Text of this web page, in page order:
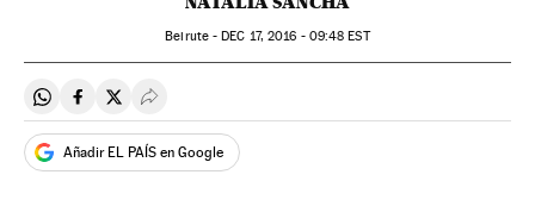
Beirute - DEC 17, 2016 - 09:48 EST
Compartir en Whatsapp
Compartir en Facebook
Compartir en Twitter
Desplegar Redes Sociales
Añadir EL PAÍS en Google